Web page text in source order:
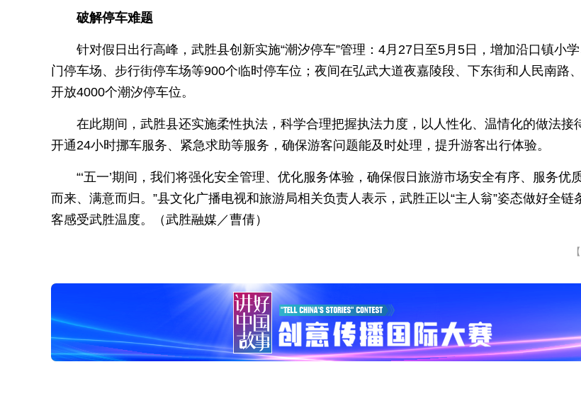
破解停车难题
针对假日出行高峰，武胜县创新实施“潮汐停车”管理：4月27日至5月5日，增加沿口镇小
门停车场、步行街停车场等900个临时停车位；夜间在弘武大道夜嘉陵段、下东街和人民南路
开放4000个潮汐停车位。
在此期间，武胜县还实施柔性执法，科学合理把握执法力度，以人性化、温情化的做法接
开通24小时挪车服务、紧急求助等服务，确保游客问题能及时处理，提升游客出行体验。
“‘五一’期间，我们将强化安全管理、优化服务体验，确保假日旅游市场安全有序、服务优
而来、满意而归。”县文化广播电视和旅游局相关负责人表示，武胜正以“主人翁”姿态做好全链
客感受武胜温度。（武胜融媒／曹倩）